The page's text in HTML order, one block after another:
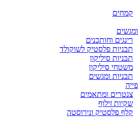
קמחים
רינגים וחותכנים
תבניות פלסטיק לשוקולד
תבניות סיליקון
משטחי סיליקון
תבניות ומגשים
צנטרים ומתאמים
שקיות זילוף
קלף פלסטיק ונירוסטה